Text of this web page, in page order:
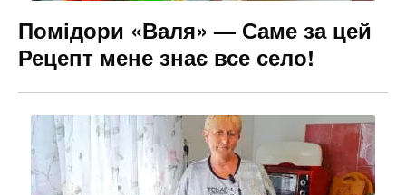
Помідори «Валя» — Саме за цей
Рецепт мене знає все село!